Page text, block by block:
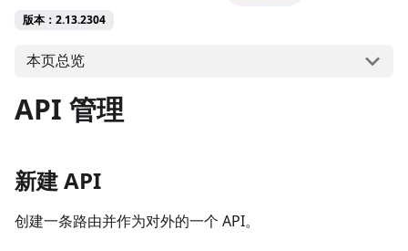
版本：2.13.2304
本页总览
API 管理
新建 API
创建一条路由并作为对外的一个 API。